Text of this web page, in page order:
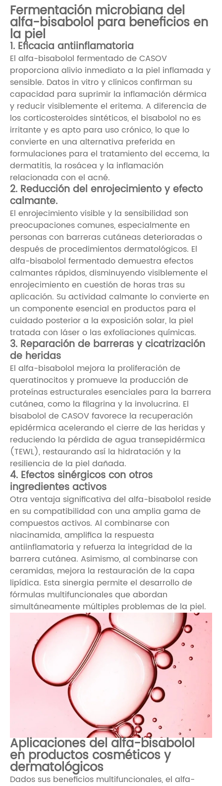
Fermentación microbiana del
alfa-bisabolol para beneficios en
la piel
1. Eficacia antiinflamatoria
El alfa-bisabolol fermentado de CASOV
proporciona alivio inmediato a la piel inflamada y
sensible. Datos in vitro y clínicos confirman su
capacidad para suprimir la inflamación dérmica
y reducir visiblemente el eritema. A diferencia de
los corticosteroides sintéticos, el bisabolol no es
irritante y es apto para uso crónico, lo que lo
convierte en una alternativa preferida en
formulaciones para el tratamiento del eccema, la
dermatitis, la rosácea y la inflamación
relacionada con el acné.
2. Reducción del enrojecimiento y efecto
calmante.
El enrojecimiento visible y la sensibilidad son
preocupaciones comunes, especialmente en
personas con barreras cutáneas deterioradas o
después de procedimientos dermatológicos. El
alfa-bisabolol fermentado demuestra efectos
calmantes rápidos, disminuyendo visiblemente el
enrojecimiento en cuestión de horas tras su
aplicación. Su actividad calmante lo convierte en
un componente esencial en productos para el
cuidado posterior a la exposición solar, la piel
tratada con láser o las exfoliaciones químicas.
3. Reparación de barreras y cicatrización
de heridas
El alfa-bisabolol mejora la proliferación de
queratinocitos y promueve la producción de
proteínas estructurales esenciales para la barrera
cutánea, como la filagrina y la involucrina. El
bisabolol de CASOV favorece la recuperación
epidérmica acelerando el cierre de las heridas y
reduciendo la pérdida de agua transepidérmica
(TEWL), restaurando así la hidratación y la
resiliencia de la piel dañada.
4. Efectos sinérgicos con otros
ingredientes activos
Otra ventaja significativa del alfa-bisabolol reside
en su compatibilidad con una amplia gama de
compuestos activos. Al combinarse con
niacinamida, amplifica la respuesta
antiinflamatoria y refuerza la integridad de la
barrera cutánea. Asimismo, al combinarse con
ceramidas, mejora la restauración de la capa
lipídica. Esta sinergia permite el desarrollo de
fórmulas multifuncionales que abordan
simultáneamente múltiples problemas de la piel.
Aplicaciones del alfa-bisabolol
en productos cosméticos y
dermatológicos
Dados sus beneficios multifuncionales, el alfa-